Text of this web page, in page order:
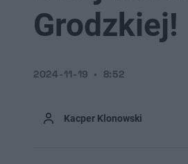
Grodzkiej!
Kacper Klonowski
2024-11-19 8:52